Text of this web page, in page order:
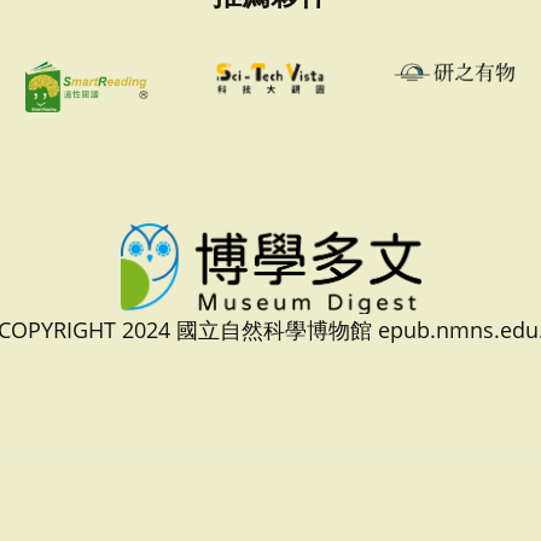
2024 國立自然科學博物館